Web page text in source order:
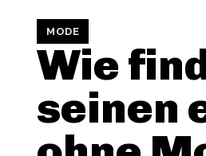
MODE
Wie
seinen